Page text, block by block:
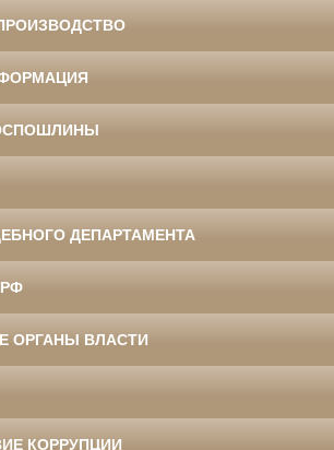
ДЕПАРТАМЕНТА
ОРГАНЫ ВЛАСТИ
КОРРУПЦИИ